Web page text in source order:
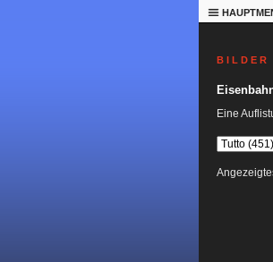
B I L D E R
Eine